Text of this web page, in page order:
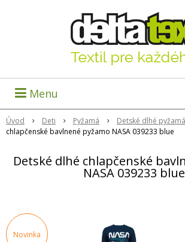
Menu
Úvod Deti Pyžamá Detské dlhé pyžamá
chlapčenské bavlnené pyžamo NASA 039233 blue
Detské dlhé chlapčenské
NASA 039233 blue
Novinka